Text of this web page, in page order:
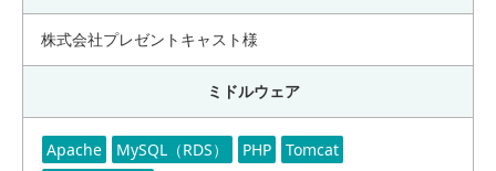
株式会社プレゼントキャスト様
ミドルウェア
Apache MySQL（RDS） PHP
Tomcat